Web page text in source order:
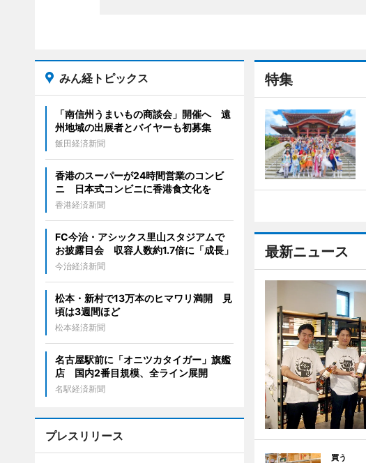
特集
最新ニュース
買う
みん経トピックス
「南信州うまいもの商談会」開催へ 遠
州地域の出展者とバイヤーも初募集
飯田経済新聞
香港のスーパーが24時間営業のコンビ
ニ 日本式コンビニに香港食文化を
香港経済新聞
FC今治・アシックス里山スタジアムで
お披露目会 収容人数約1.7倍に「成長」
今治経済新聞
松本・新村で13万本のヒマワリ満開 見
頃は3週間ほど
松本経済新聞
名古屋駅前に「オニツカタイガー」旗艦
店 国内2番目規模、全ライン展開
名駅経済新聞
プレスリリース